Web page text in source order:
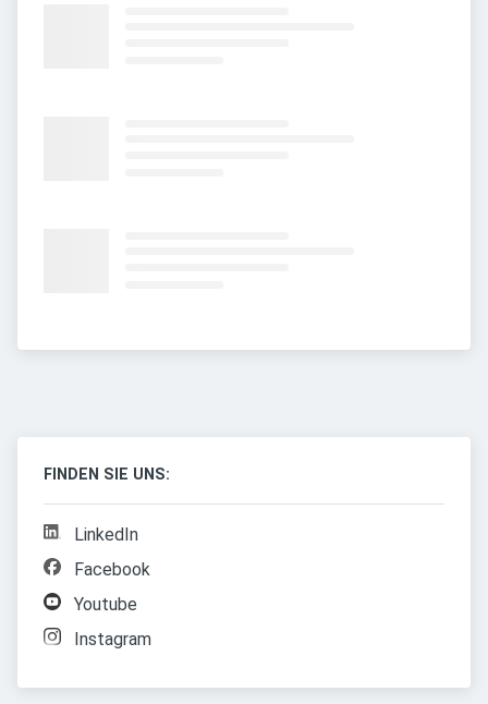
FINDEN SIE UNS:
LinkedIn
Facebook
Youtube
Instagram